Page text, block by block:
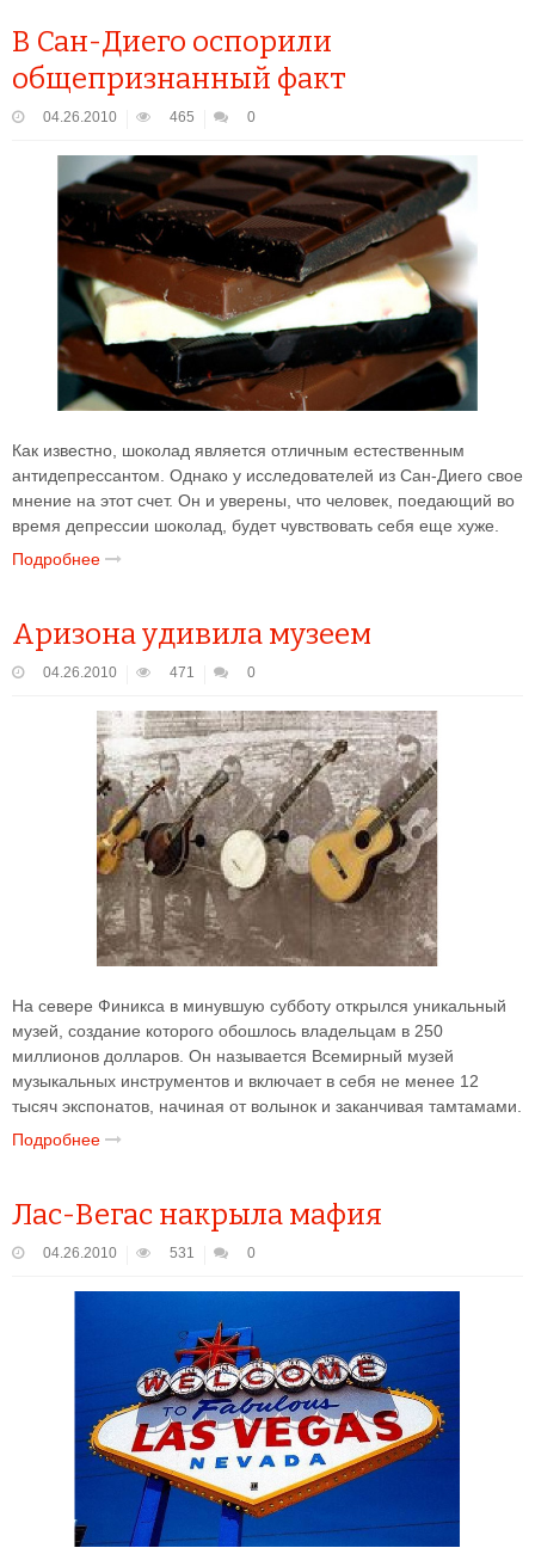
В Сан-Диего оспорили
общепризнанный факт
04.26.2010 465 0
Как известно, шоколад является отличным естественным
антидепрессантом. Однако у исследователей из Сан-Диего свое
мнение на этот счет. Он и уверены, что человек, поедающий во
время депрессии шоколад, будет чувствовать себя еще хуже.
Подробнее
Аризона удивила музеем
04.26.2010 471 0
На севере Финикса в минувшую субботу открылся уникальный
музей, создание которого обошлось владельцам в 250
миллионов долларов. Он называется Всемирный музей
музыкальных инструментов и включает в себя не менее 12
тысяч экспонатов, начиная от волынок и заканчивая тамтамами.
Подробнее
Лас-Вегас накрыла мафия
04.26.2010 531 0